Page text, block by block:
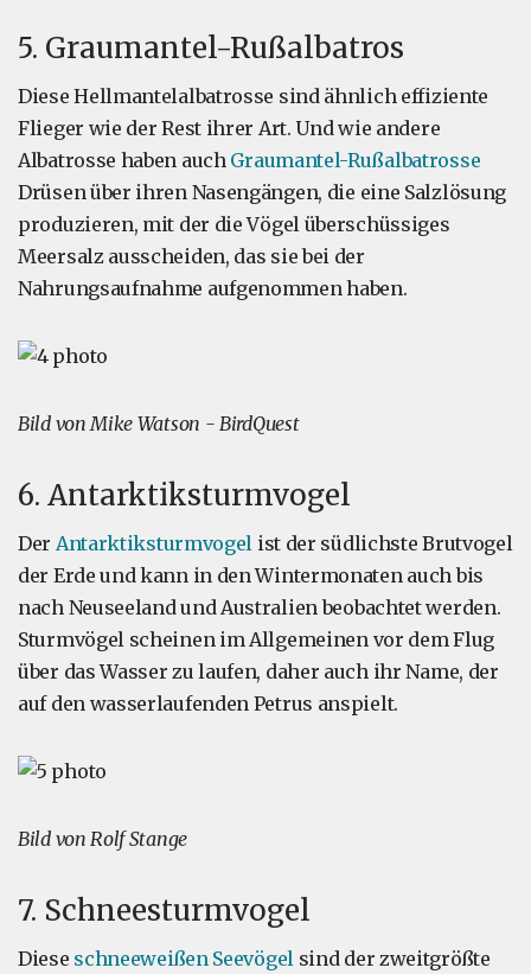
5. Graumantel-Rußalbatros
Diese Hellmantelalbatrosse sind ähnlich effiziente
Flieger wie der Rest ihrer Art. Und wie andere
Albatrosse haben auch Graumantel-Rußalbatrosse
Drüsen über ihren Nasengängen, die eine Salzlösung
produzieren, mit der die Vögel überschüssiges
Meersalz ausscheiden, das sie bei der
Nahrungsaufnahme aufgenommen haben.
Bild von Mike Watson - BirdQuest
6. Antarktiksturmvogel
Der Antarktiksturmvogel ist der südlichste Brutvogel
der Erde und kann in den Wintermonaten auch bis
nach Neuseeland und Australien beobachtet werden.
Sturmvögel scheinen im Allgemeinen vor dem Flug
über das Wasser zu laufen, daher auch ihr Name, der
auf den wasserlaufenden Petrus anspielt.
Bild von Rolf Stange
7. Schneesturmvogel
Diese schneeweißen Seevögelsind der zweitgrößte